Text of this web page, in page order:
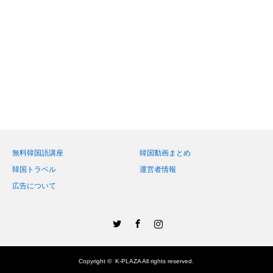
無料韓国語講座
韓国動画まとめ
韓国トラベル
運営者情報
広告について
Copyright ©K-PLAZAAll rights reserved.